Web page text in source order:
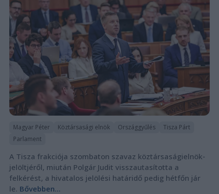
Magyar Péter Köztársasági elnök Országgyűlés
Tisza Párt
Parlament
A Tisza frakciója szombaton szavaz köztársaságielnök-
jelöltjéről, miután Polgár Judit visszautasította a
felkérést, a hivatalos jelölési határidő pedig hétfőn jár
le. Bővebben...